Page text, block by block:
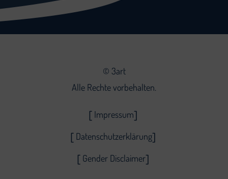
© 3art
Alle Rechte vorbehalten.
Impressum
Datenschutzerklärung
Gender Disclaimer